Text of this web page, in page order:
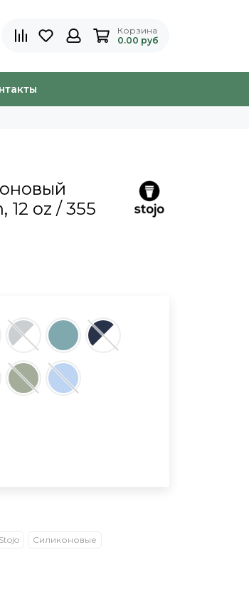
Корзина
0.00 руб
12 oz / 355
Stojo Силиконовые